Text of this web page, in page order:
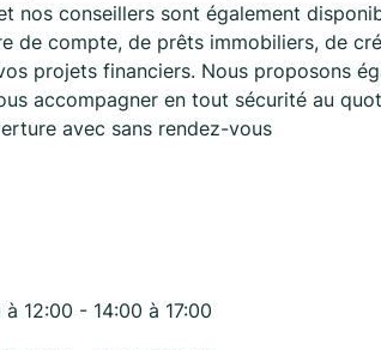
nos conseillers sont également
de compte, de prêts immobiliers, de
projets financiers. Nous proposons
accompagner en tout sécurité au
avec sans rendez-vous
à 12:00 - 14:00 à 17:00